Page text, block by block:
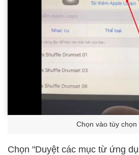
Chọn vào tùy chọn
Chọn "Duyệt các mục từ ứng